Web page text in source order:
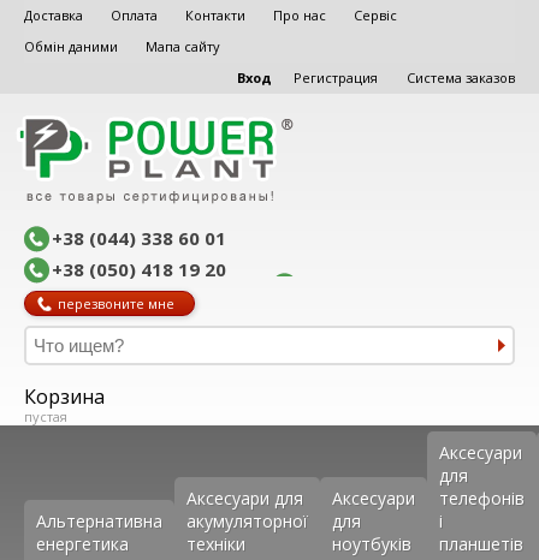
Доставка Оплата Контакти Про нас
Сервіс
Обмін даними
Мапа сайту
Вход
Регистрация Система заказов
+38 (044) 338 60 01
+38 (050) 418 19 20
перезвоните мне
Корзина
пустая
Альтернативна
енергетика
Аксесуари для
акумуляторної
техніки
Аксесуари
для
ноутбуків
Аксеcуари
для
телефонів
і
планшетів